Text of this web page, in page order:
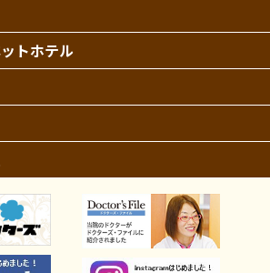
トホテル